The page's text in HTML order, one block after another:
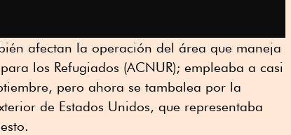
afectan la operación del área que maneja
los Refugiados (ACNUR); empleaba a casi
pero ahora se tambalea por la
de Estados Unidos, que representaba